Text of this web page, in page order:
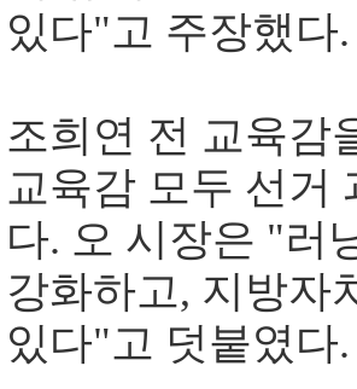
있다"고 주장했다.
조희연 전 교육감
교육감 모두 선거
다. 오 시장은 "러
강화하고, 지방자
있다"고 덧붙였다.